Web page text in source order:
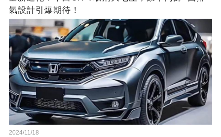
氣設計引爆期待！
2024/11/18